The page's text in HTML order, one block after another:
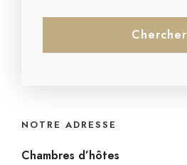
NOTRE ADRESSE
Chambres d’hôtes